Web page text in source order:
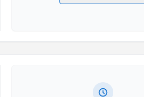
Kişisel verilerimin işlenmesine ilişkin
Takvim Talebini
Dyt. Meltem Arslan Akyüziçin randevu
oluşturun. Size bu uzmandan randevu